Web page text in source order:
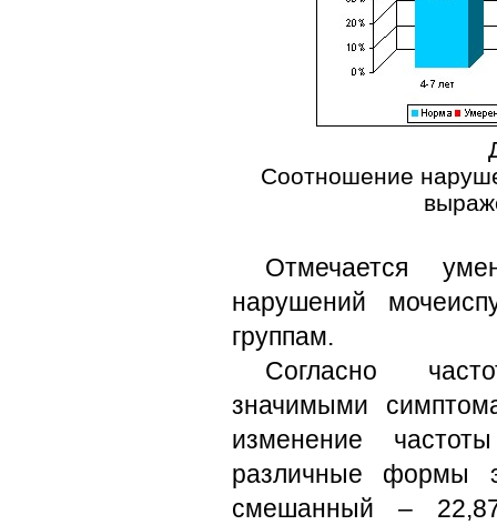
Соотношение
Отмечается
нарушений
группам.
Согласно
значимыми
изменение
различные формы
смешанный –